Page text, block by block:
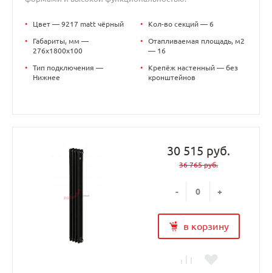
• Цвет — 9217 matt чёрный
•
Габариты, мм —
276x1800x100
•
Тип подключения —
Нижнее
• Кол-во секций — 6
•
Отапливаемая площадь, м2
— 16
•
Крепёж настенный — без
кронштейнов
30 515 руб.
36 765 руб.
- +
в корзину